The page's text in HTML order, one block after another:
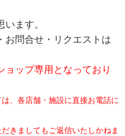
ます。
お問合せ・リクエストは
ップ専用となっており
、各店舗・施設に直接お電話に
きましてもご返信いたしかねま